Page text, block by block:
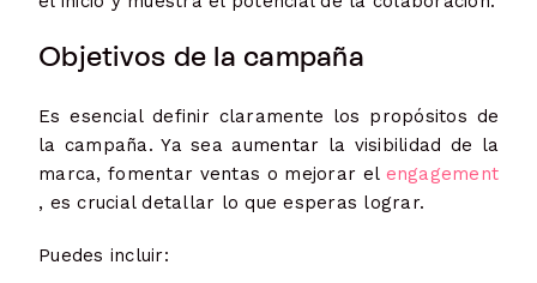
Objetivos de la campaña
Es esencial definir claramente los propósitos de
la campaña. Ya sea aumentar la visibilidad de la
marca, fomentar ventas o mejorar el engagement
, es crucial detallar lo que esperas lograr.
Puedes incluir: